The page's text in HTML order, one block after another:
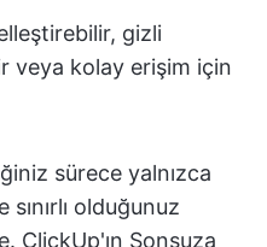
gizli
veya kolay erişim için
sürece yalnızca
olduğunuz
ClickUp'ın Sonsuza